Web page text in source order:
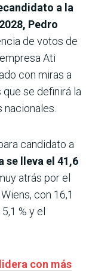
a la
Pedro
de votos de
Ati
con miras a
que se definirá la
candidato a
se lleva el 41,6
atrás por el
con 16,1
% y el
con más